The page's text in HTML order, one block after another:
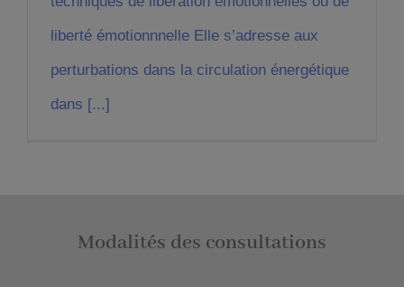
liberté émotionnnelle Elle s’adresse aux
perturbations dans la circulation énergétique
dans [...]
Modalités des consultations